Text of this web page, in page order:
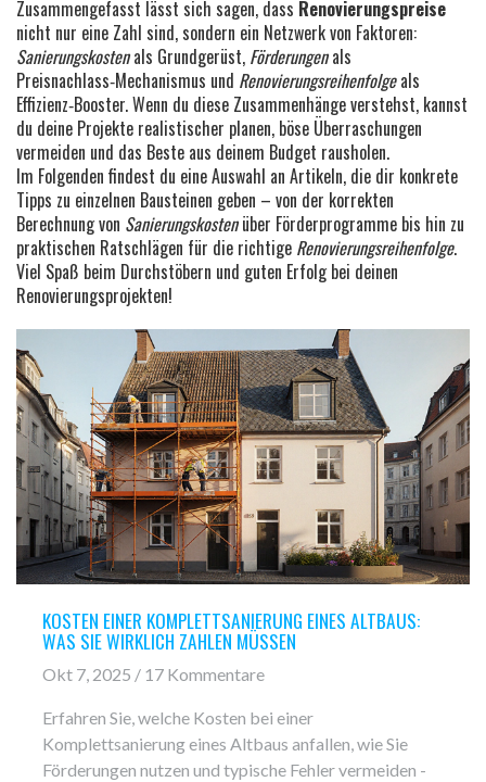
Zusammengefasst lässt sich sagen, dass Renovierungspreise
nicht nur eine Zahl sind, sondern ein Netzwerk von Faktoren:
Sanierungskostenals Grundgerüst, Förderungenals
Preisnachlass‑Mechanismus und Renovierungsreihenfolgeals
Effizienz‑Booster. Wenn du diese Zusammenhänge verstehst, kannst
du deine Projekte realistischer planen, böse Überraschungen
vermeiden und das Beste aus deinem Budget rausholen.
Im Folgenden findest du eine Auswahl an Artikeln, die dir konkrete
Tipps zu einzelnen Bausteinen geben – von der korrekten
Berechnung von Sanierungskostenüber Förderprogramme bis hin zu
praktischen Ratschlägen für die richtige Renovierungsreihenfolge.
Viel Spaß beim Durchstöbern und guten Erfolg bei deinen
Renovierungsprojekten!
KOSTEN EINER KOMPLETTSANIERUNG EINES ALTBAUS:
WAS SIE WIRKLICH ZAHLEN MÜSSEN
Okt 7, 2025 / 17 Kommentare
Erfahren Sie, welche Kosten bei einer
Komplettsanierung eines Altbaus anfallen, wie Sie
Förderungen nutzen und typische Fehler vermeiden -